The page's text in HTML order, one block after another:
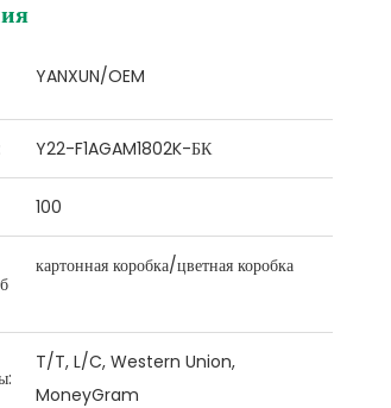
YANXUN/OEM
Y22-F1AGAM1802K-БК
100
картонная коробка/цветная коробка
T/T, L/C, Western Union,
MoneyGram